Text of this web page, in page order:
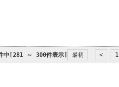
中[281 ～ 300件表示] 最初 <